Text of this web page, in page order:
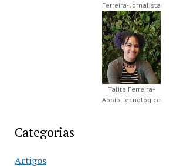
Ferreira- Jornalista
Talita Ferreira-
Apoio Tecnológico
Categorias
Artigos